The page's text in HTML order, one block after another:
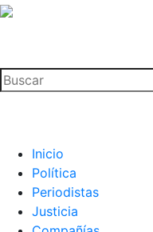
La
Buitre
Inicio
Política
Periodistas
Justicia